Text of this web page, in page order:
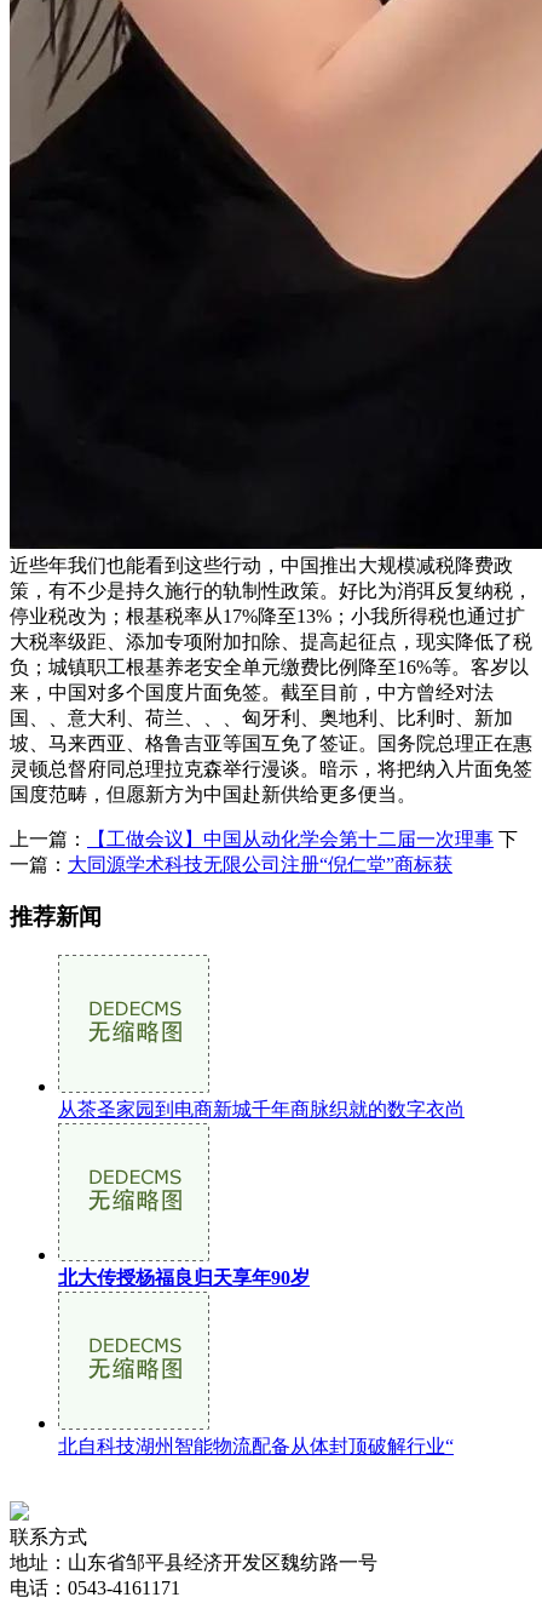
近些年我们也能看到这些行动，中国推出大规模减税降费政
策，有不少是持久施行的轨制性政策。好比为消弭反复纳税，
停业税改为；根基税率从17%降至13%；小我所得税也通过扩
大税率级距、添加专项附加扣除、提高起征点，现实降低了税
负；城镇职工根基养老安全单元缴费比例降至16%等。客岁以
来，中国对多个国度片面免签。截至目前，中方曾经对法
国、、意大利、荷兰、、、匈牙利、奥地利、比利时、新加
坡、马来西亚、格鲁吉亚等国互免了签证。国务院总理正在惠
灵顿总督府同总理拉克森举行漫谈。暗示，将把纳入片面免签
国度范畴，但愿新方为中国赴新供给更多便当。
上一篇： 【工做会议】中国从动化学会第十二届一次理事 下
一篇： 大同源学术科技无限公司注册“倪仁堂”商标获
推荐新闻
从茶圣家园到电商新城千年商脉织就的数字衣尚
北大传授杨福良归天享年90岁
北自科技湖州智能物流配备从体封顶破解行业“
联系方式
地址：山东省邹平县经济开发区魏纺路一号
电话：0543-4161171